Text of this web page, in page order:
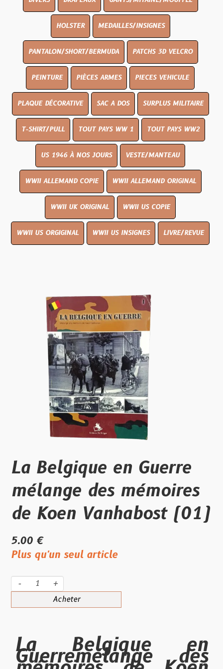
HOLSTER MEDAILLES/INSIGNES
PANTALON/SHORT/BERMUDA PATCHS 3D VELCRO
PEINTURE PIÈCES ARMES PIECES VEHICULE
PLAQUE DÉCORATIVE SAC A DOS SURPLUS MILITAIRE
T-SHIRT/PULL TOUT PAYS WW 1 TOUT PAYS WW2
US 1946 À NOS JOURS VESTE/MANTEAU
WWII ALLEMAND COPIE WWII ALLEMAND ORIGINAL
WWII UK ORIGINAL WWII US COPIE
WWII US ORGIGINAL WWII US INSIGNES LIVRE/REVUE
La Belgique en Guerre
mélange des mémoires
de Koen Vanhabost (01)
5.00 €
Plus qu'un seul article
- +
Acheter
La Belgique en
Guerremélange des